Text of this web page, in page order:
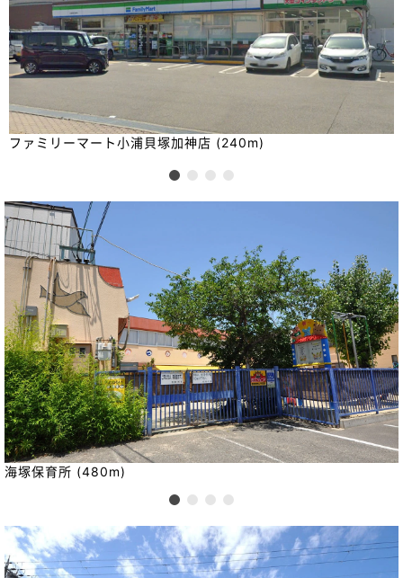
ファミリーマート小浦貝塚加神店 (240m)
海塚保育所 (480m)